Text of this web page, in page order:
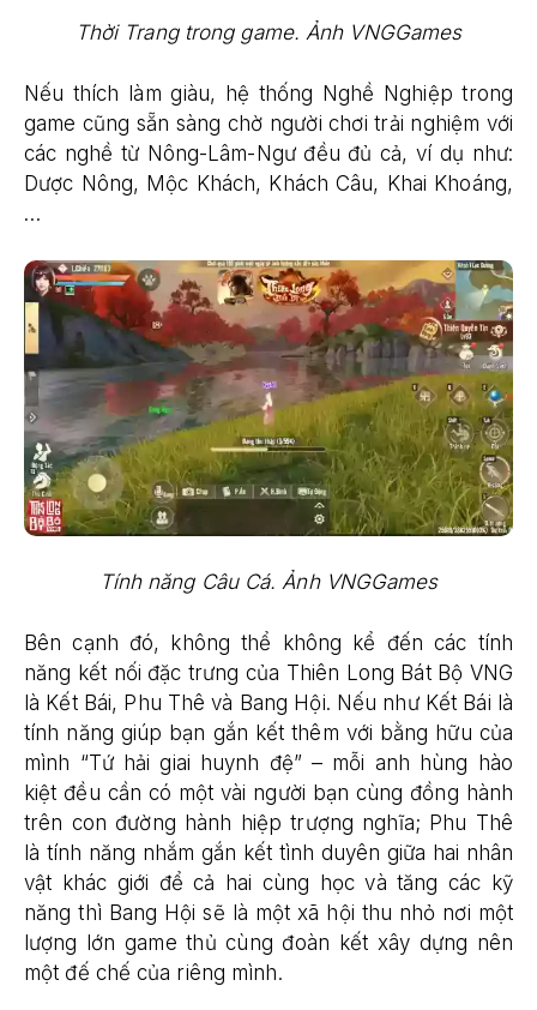
Thời Trang trong game. Ảnh VNGGames
Nếu thích làm giàu, hệ thống Nghề Nghiệp trong
game cũng sẵn sàng chờ người chơi trải nghiệm với
các nghề từ Nông-Lâm-Ngư đều đủ cả, ví dụ như:
Dược Nông, Mộc Khách, Khách Câu, Khai Khoáng,
…
Tính năng Câu Cá. Ảnh VNGGames
Bên cạnh đó, không thể không kể đến các tính
năng kết nối đặc trưng của Thiên Long Bát Bộ VNG
là Kết Bái, Phu Thê và Bang Hội. Nếu như Kết Bái là
tính năng giúp bạn gắn kết thêm với bằng hữu của
mình “Tứ hải giai huynh đệ” – mỗi anh hùng hào
kiệt đều cần có một vài người bạn cùng đồng hành
trên con đường hành hiệp trượng nghĩa; Phu Thê
là tính năng nhắm gắn kết tình duyên giữa hai nhân
vật khác giới để cả hai cùng học và tăng các kỹ
năng thì Bang Hội sẽ là một xã hội thu nhỏ nơi một
lượng lớn game thủ cùng đoàn kết xây dựng nên
một đế chế của riêng mình.